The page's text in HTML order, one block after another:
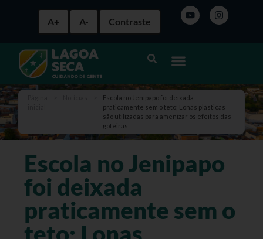
A+ A- Contraste
Escola no Jenipapo foi deixada
praticamente sem o teto; Lonas plásticas
são utilizadas para amenizar os efeitos das
goteiras
Escola no Jenipapo
foi deixada
praticamente sem o